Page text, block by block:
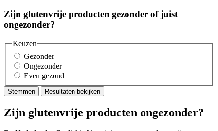
Zijn glutenvrije producten gezonder of juist
ongezonder?
Keuzen
Gezonder
Ongezonder
Even gezond
Stemmen Resultaten bekijken
Zijn glutenvrije producten ongezonder?